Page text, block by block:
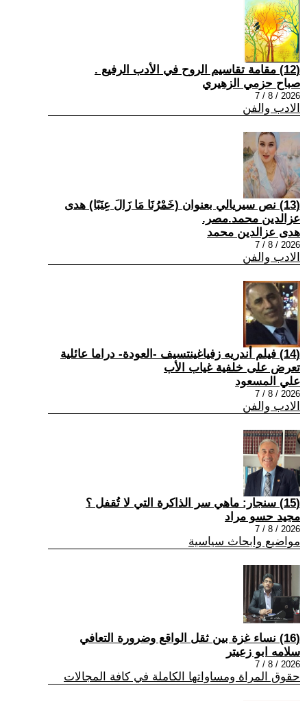
(12) مقامة تقاسيم الروح في الأدب الرفيع .
صباح حزمي الزهيري
2026 / 8 / 7
الادب والفن
(13) نص سيريالي بعنوان (خَمْرُنَا مَا زَالَ عِنَبًا) هدى
عزالدين محمد.مصر.
هدى عزالدين محمد
2026 / 8 / 7
الادب والفن
(14) فيلم أندريه زفياغينتسيف -العودة- دراما عائلية
تعرض على خلفية غياب الأب
علي المسعود
2026 / 8 / 7
الادب والفن
(15) سنجار: ماهي سر الذاكرة التي لا تُقفل ؟
مجيد حسو مراد
2026 / 8 / 7
مواضيع وابحاث سياسية
(16) نساء غزة بين ثقل الواقع وضرورة التعافي
سلامه ابو زعيتر
2026 / 8 / 7
حقوق المراة ومساواتها الكاملة في كافة المجالات